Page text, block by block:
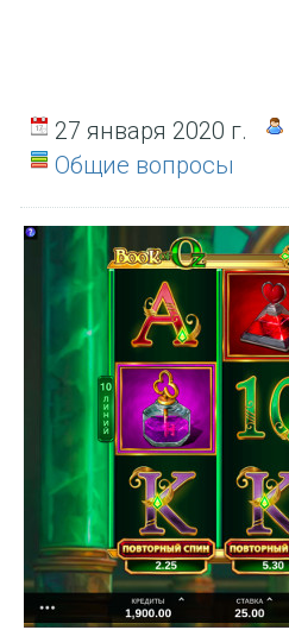
27 января 2020 г.
Общие вопросы